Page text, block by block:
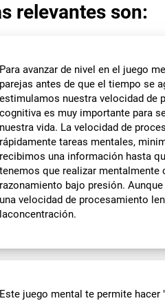
relevantes son:
Para avanzar de nivel en el juego
parejas antes de que el tiempo se
estimulamos nuestra velocidad de
cognitiva es muy importante para
nuestra vida. La velocidad de
rápidamente tareas mentales,
recibimos una información hasta
tenemos que realizar
razonamiento bajo presión.
una velocidad de procesamiento
laconcentración.
Este juego mental te permite hacer